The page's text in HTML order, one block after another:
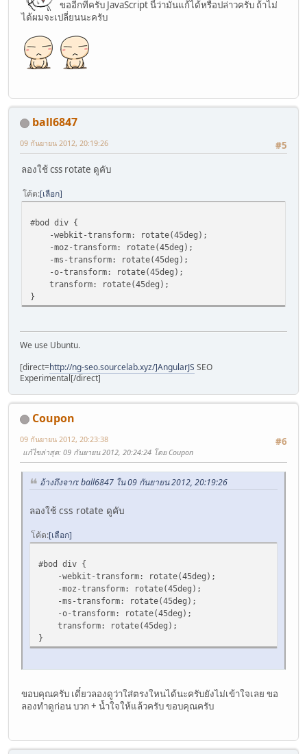
shigh=document.body.clientHeight;
}
else {
swide=800;
shigh=600;
}
shigh-=15;
}
window.onscroll=set_scroll;
var sleft, sdown;
sdown=self.pageYOffset;
}
sdown=document.body.scrollTop;
sleft=document.body.scrollLeft;
else if (document.documentElement &&
sleft=document.documentElement.scrollLeft;
sdown=document.documentElement.scrollTop;
}
else {
sleft=0;
}
s.top=sdown "px";
s.left=sleft "px";
}
// ]]>
</script>
ขออีกที่ครับ JavaScript นี้ว่ามันแก้ได้หรือปล่าวครับ ถ้าไม่
ได้ผมจะเปลี่ยนนะครับ
ball6847
#5
09 กันยายน 2012, 20:19:26
ลองใช้ css rotate ดูคับ
โค้ด เลือก
#bod div {
-webkit-transform: rotate(45deg);
-moz-transform: rotate(45deg);
-ms-transform: rotate(45deg);
-o-transform: rotate(45deg);
transform: rotate(45deg);
}
We use Ubuntu.
[direct=http://ng-seo.sourcelab.xyz/]AngularJS SEO
Experimental[/direct]
Coupon
#6
09 กันยายน 2012, 20:23:38
แก้ไขล่าสุด: 09 กันยายน 2012, 20:24:24 โดย Coupon
อ้างถึงจาก: ball6847 ใน 09 กันยายน 2012, 20:19:26
ลองใช้ css rotate ดูคับ
โค้ด เลือก
#bod div {
-webkit-transform: rotate(45deg);
-moz-transform: rotate(45deg);
-ms-transform: rotate(45deg);
-o-transform: rotate(45deg);
transform: rotate(45deg);
}
ขอบคุณครับ เดี๋ยวลองดูว่าใส่ตรงใหนได้นะครับยังไม่เข้าใจเลย ขอ
ลองทำดูก่อน บวก + น้ำใจให้แล้วครับ ขอบคุณครับ